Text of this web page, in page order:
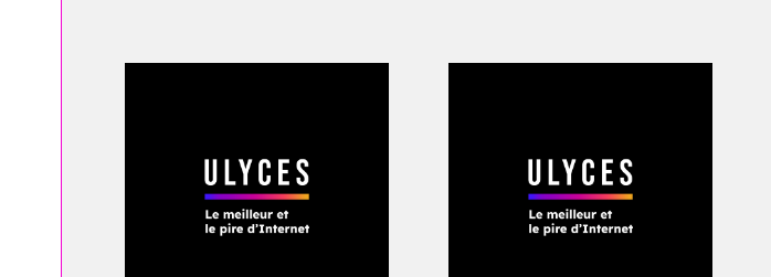
propriété ici, avec l’idée de recevoir
affirme-t-elle.